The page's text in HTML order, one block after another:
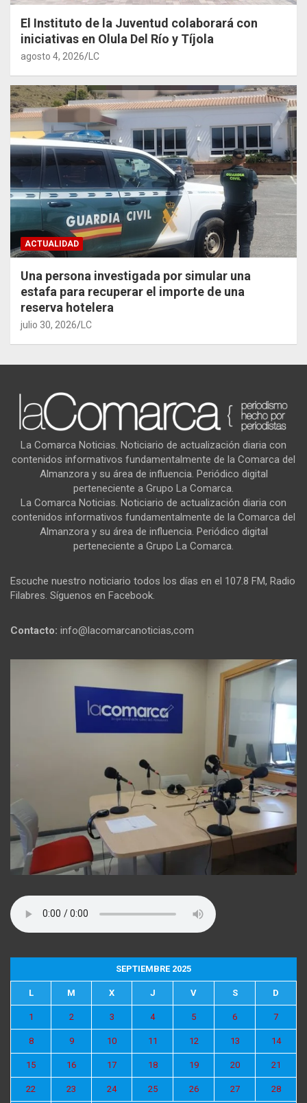
El Instituto de la Juventud colaborará con
iniciativas en Olula Del Río y Tíjola
agosto 4, 2026 LC
ACTUALIDAD
Una persona investigada por simular una
estafa para recuperar el importe de una
reserva hotelera
julio 30, 2026 LC
La Comarca Noticias. Noticiario de actualización diaria con
contenidos informativos fundamentalmente de la Comarca del
Almanzora y su área de influencia. Periódico digital
perteneciente a Grupo La Comarca.
La Comarca Noticias. Noticiario de actualización diaria con
contenidos informativos fundamentalmente de la Comarca del
Almanzora y su área de influencia. Periódico digital
perteneciente a Grupo La Comarca.
Escuche nuestro noticiario todos los días en el 107.8 FM, Radio
Filabres. Síguenos en Facebook.
Contacto: info@lacomarcanoticias,com
SEPTIEMBRE 2025
L M X J V S D
1 2 3 4 5 6 7
8 9 10 11 12 13 14
15 16 17 18 19 20 21
22 23 24 25 26 27 28